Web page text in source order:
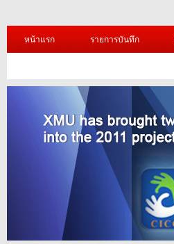
หน้าแรก รายการบันทึก